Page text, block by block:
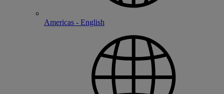
Americas - English